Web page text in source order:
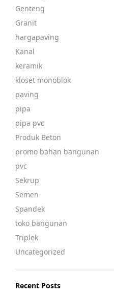
Genteng
Granit
hargapaving
Kanal
keramik
kloset monoblok
paving
pipa
pipa pvc
Produk Beton
promo bahan bangunan
pvc
Sekrup
Semen
Spandek
toko bangunan
Triplek
Uncategorized
Recent Posts